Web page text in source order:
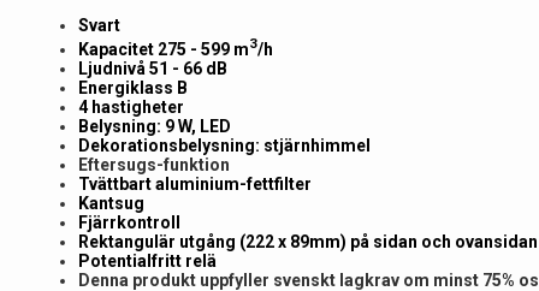
Svart
Kapacitet 275 - 599 m3/h
Ljudnivå 51 - 66 dB
Energiklass B
4 hastigheter
Belysning: 9 W, LED
Dekorationsbelysning: stjärnhimmel
Eftersugs-funktion
Tvättbart aluminium-fettfilter
Kantsug
Fjärrkontroll
Rektangulär utgång (222 x 89mm) på sidan och ovansidan
Potentialfritt relä
Denna produkt uppfyller svenskt lagkrav om minst 75%